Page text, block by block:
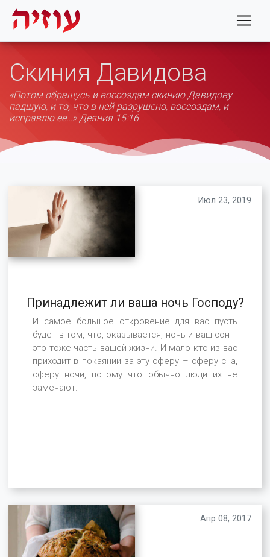
Скиния Давидова
«Потом обращусь и воссоздам скинию Давидову
падшую, и то, что в ней разрушено, воссоздам, и
исправлю ее…» Деяния 15:16
Принадлежит ли ваша ночь Господу?
И самое большое откровение для вас пусть
будет в том, что, оказывается, ночь и ваш сон ‒
это тоже часть вашей жизни. И мало кто из вас
приходит в покаянии за эту сферу – сферу сна,
сферу ночи, потому что обычно люди их не
замечают.
Июл 23, 2019
Апр 08, 2017